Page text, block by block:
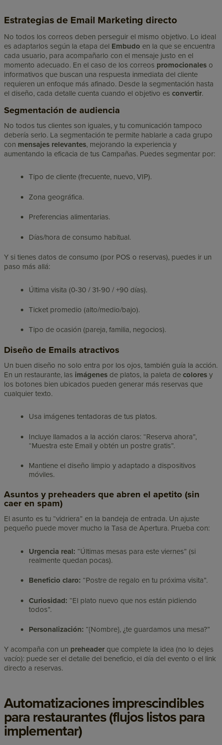
Estrategias de Email Marketing directo
No todos los correos deben perseguir el mismo objetivo. Lo ideal
es adaptarlos según la etapa del Embudo en la que se encuentra
cada usuario, para acompañarlo con el mensaje justo en el
momento adecuado. En el caso de los correos promocionales o
informativos que buscan una respuesta inmediata del cliente
requieren un enfoque más afinado. Desde la segmentación hasta
el diseño, cada detalle cuenta cuando el objetivo esconvertir.
Segmentación de audiencia
No todos tus clientes son iguales, y tu comunicación tampoco
debería serlo. La segmentación te permite hablarle a cada grupo
con mensajes relevantes, mejorando la experiencia y
aumentando la eficacia de tus Campañas. Puedes segmentar por:
Tipo de cliente (frecuente, nuevo, VIP).
Zona geográfica.
Preferencias alimentarias.
Días/hora de consumo habitual.
Y si tienes datos de consumo (por POS o reservas), puedes ir un
paso más allá:
Última visita (0-30 / 31-90 / +90 días).
Ticket promedio (alto/medio/bajo).
Tipo de ocasión (pareja, familia, negocios).
Diseño de Emails atractivos
Un buen diseño no solo entra por los ojos, también guía la acción.
En un restaurante, las imágenes de platos, la paleta decoloresy
los botones bien ubicados pueden generar más reservas que
cualquier texto.
Usa imágenes tentadoras de tus platos.
Incluye llamados a la acción claros: “Reserva ahora”,
“Muestra este Email y obtén un postre gratis”.
Mantiene el diseño limpio y adaptado a dispositivos
móviles.
Asuntos y preheaders que abren el apetito (sin
caer en spam)
El asunto es tu “vidriera” en la bandeja de entrada. Un ajuste
pequeño puede mover mucho la Tasa de Apertura. Prueba con:
Urgencia real: “Últimas mesas para este viernes” (si
realmente quedan pocas).
Beneficio claro: “Postre de regalo en tu próxima visita”.
Curiosidad: “El plato nuevo que nos están pidiendo
todos”.
Personalización: “{Nombre}, ¿te guardamos una mesa?”
Y acompaña con un preheader que complete la idea (no lo dejes
vacío): puede ser el detalle del beneficio, el día del evento o el link
directo a reservas.
Automatizaciones imprescindibles
para restaurantes (flujos listos para
implementar)